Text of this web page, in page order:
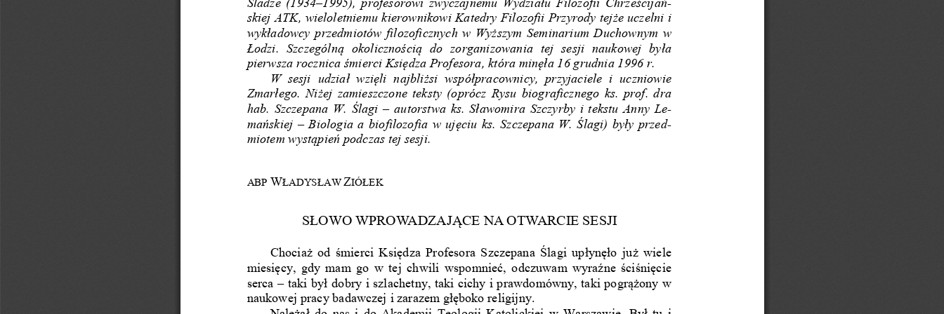
skiej ATK, wieloletniemu kierownikowi Katedry Filozofii Przyrody tejże uczelni i
wykładowcy przedmiotów filozoficznych w Wyższym Seminarium Duchownym w
Łodzi.  Szczególną  okolicznością  do  zorganizowania  tej  sesji  naukowej  była
pierwsza rocznica śmierci Księdza Profesora, która minęła 16 grudnia 1996 r.
W  sesji  udział  wzięli  najbliżsi  współpracownicy,  przyjaciele  i  uczniowie
Zmarłego. Niżej zamieszczone teksty (oprócz Rysu biograficznego ks. prof. dra
hab. Szczepana W. Ślagi – autorstwa ks. Sławomira Szczyrby i tekstu Anny Le-
mańskiej – Biologia a biofilozofia w ujęciu ks. Szczepana W. Ślagi) były przed-
miotem wystąpień podczas tej sesji.
ABP WŁADYSŁAW ZIÓŁEK
SŁOWO WPROWADZAJĄCE NA OTWARCIE SESJI
Chociaż od śmierci Księdza Profesora Szczepana Ślagi upłynęło już wiele
miesięcy,
gdy mam go w tej chwili wspomnieć, odczuwam wyraźne ściśnięcie
serca – taki był dobry i szlachetny, taki cichy i prawdomówny, taki pogrążony w
naukowej pracy badawczej i zarazem głęboko religijny.